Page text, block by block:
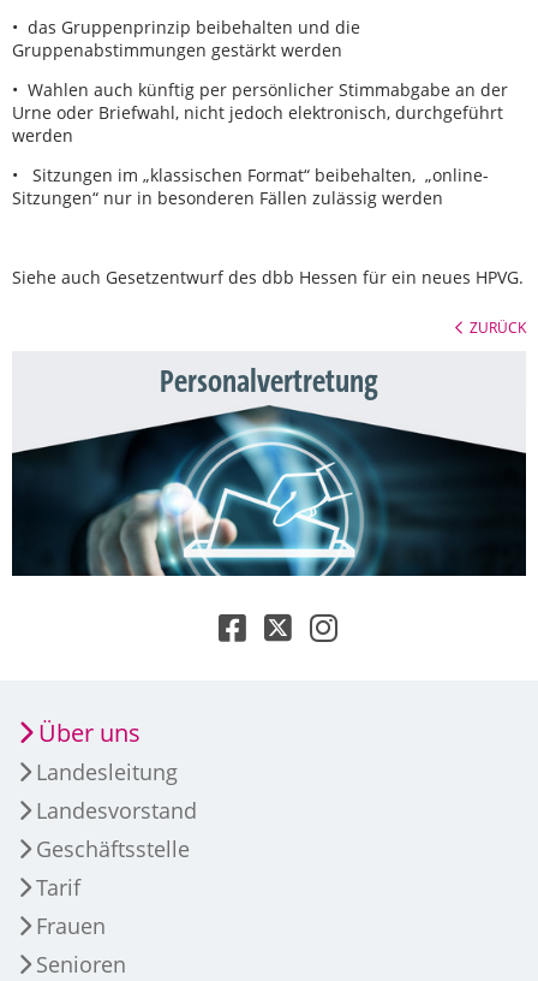
• das Gruppenprinzip beibehalten und die
Gruppenabstimmungen gestärkt werden
• Wahlen auch künftig per persönlicher Stimmabgabe an der
Urne oder Briefwahl, nicht jedoch elektronisch, durchgeführt
werden
• Sitzungen im „klassischen Format“ beibehalten, „online-
Sitzungen“ nur in besonderen Fällen zulässig werden
Siehe auch Gesetzentwurf des dbb Hessen für ein neues HPVG.
ZURÜCK
Personalvertretung
Über uns
Landesleitung
Landesvorstand
Geschäftsstelle
Tarif
Frauen
Senioren